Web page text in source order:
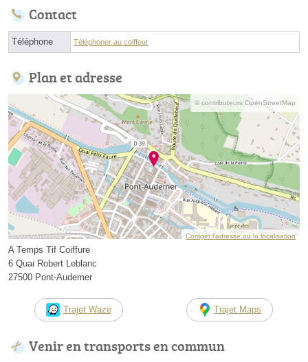
Contact
Téléphone Téléphoner au coiffeur
Plan et adresse
© contributeurs OpenStreetMap
Corriger l’adresse ou la localisation
A Temps Tif Coiffure
6 Quai Robert Leblanc
27500 Pont-Audemer
Trajet Waze Trajet Maps
Venir en transports en commun